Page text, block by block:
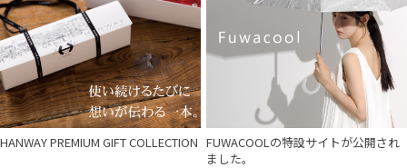
HANWAY PREMIUM GIFT COLLECTION FUWACOOLの特設サイトが公開され
ました。